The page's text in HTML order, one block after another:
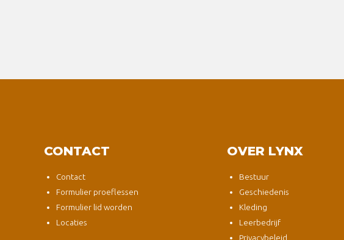
CONTACT
Contact
Formulier proeflessen
Formulier lid worden
Locaties
OVER LYNX
Bestuur
Geschiedenis
Kleding
Leerbedrijf
Privacybeleid